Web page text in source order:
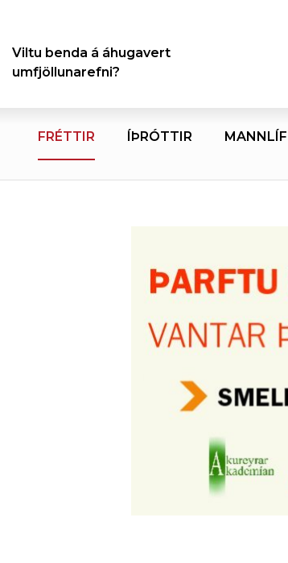
Viltu benda á áhugavert
umfjöllunarefni?
FRÉTTIR ÍÞRÓTTIR MANNLÍF